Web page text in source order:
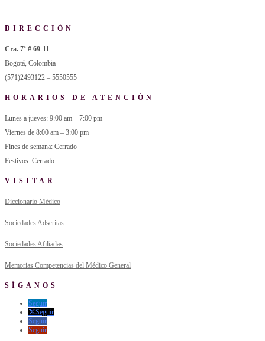
DIRECCIÓN
Cra. 7ª # 69-11
Bogotá, Colombia
(571)2493122 – 5550555
HORARIOS DE ATENCIÓN
Lunes a jueves: 9:00 am – 7:00 pm
Viernes de 8:00 am – 3:00 pm
Fines de semana: Cerrado
Festivos: Cerrado
VISITAR
Diccionario Médico
Sociedades Adscritas
Sociedades Afiliadas
Memorias Competencias del Médico General
SÍGANOS
Seguir
Seguir
Seguir
Seguir